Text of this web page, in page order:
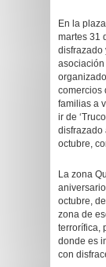
En la
martes 31
disfrazado
comercios
familias a
ir de
disfrazado
octubre,
La zona
octubre,
zona de
terrorífica,
donde es
con